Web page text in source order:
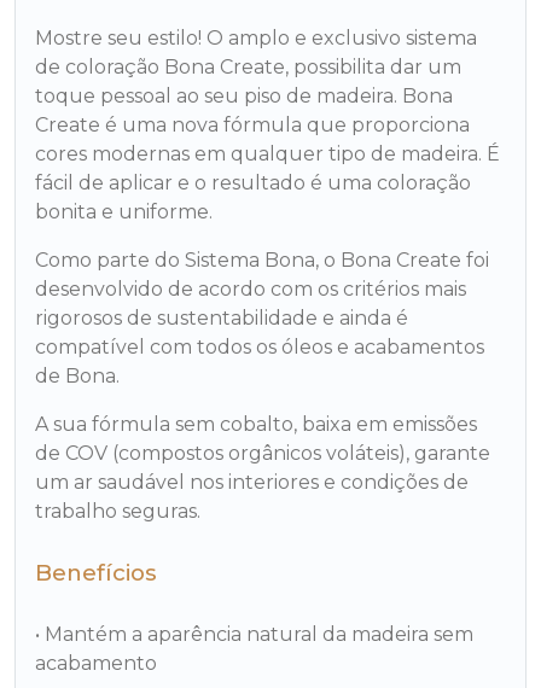
Mostre seu estilo! O amplo e exclusivo sistema
de coloração Bona Create, possibilita dar um
toque pessoal ao seu piso de madeira. Bona
Create é uma nova fórmula que proporciona
cores modernas em qualquer tipo de madeira. É
fácil de aplicar e o resultado é uma coloração
bonita e uniforme.
Como parte do Sistema Bona, o Bona Create foi
desenvolvido de acordo com os critérios mais
rigorosos de sustentabilidade e ainda é
compatível com todos os óleos e acabamentos
de Bona.
A sua fórmula sem cobalto, baixa em emissões
de COV (compostos orgânicos voláteis), garante
um ar saudável nos interiores e condições de
trabalho seguras.
Benefícios
• Mantém a aparência natural da madeira sem
acabamento